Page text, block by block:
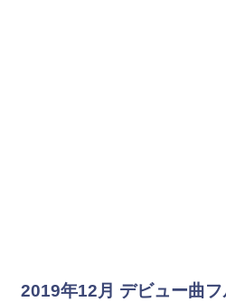
2019年12月 デビュー曲